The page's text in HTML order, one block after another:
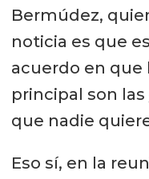
Bermúdez,
noticia es que
acuerdo en que
principal son
que nadie
Eso sí, en la